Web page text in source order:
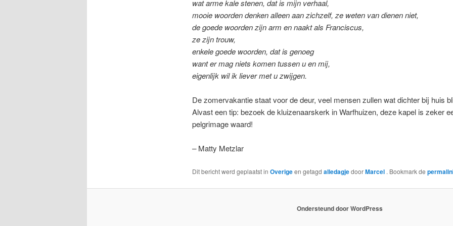
wat arme kale stenen, dat is mijn verhaal,
mooie woorden denken alleen aan zichzelf, ze weten van dienen niet,
de goede woorden zijn arm en naakt als Franciscus,
ze zijn trouw,
enkele goede woorden, dat is genoeg
want er mag niets komen tussen u en mij,
eigenlijk wil ik liever met u zwijgen.
De zomervakantie staat voor de deur, veel mensen zullen wat dichter bij huis
Alvast een tip: bezoek de kluizenaarskerk in Warfhuizen, deze kapel is zeker
pelgrimage waard!
–Matty Metzlar
Dit bericht werd geplaatst in Overigeen getagd alledagjedoorMarcel . Bookmark de
Ondersteund door WordPress